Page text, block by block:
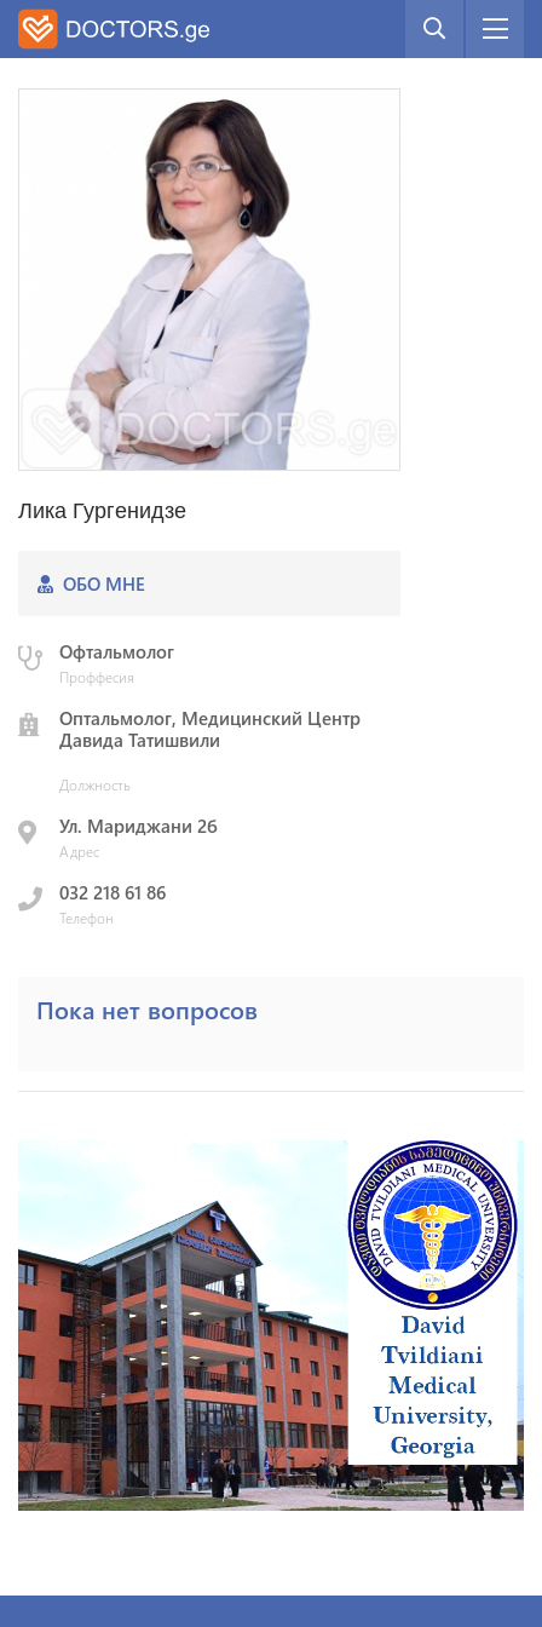
Лика Гургенидзе
ОБО МНЕ
Офтальмолог
Проффесия
Оптальмолог, Медицинский Центр
Давида Татишвили
Должность
Ул. Мариджани 2б
Адрес
032 218 61 86
Телефон
Пока нет вопросов